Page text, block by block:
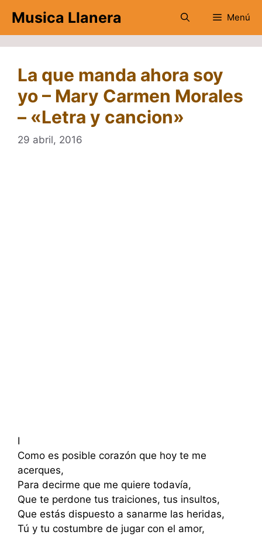
contenido
Musica Llanera Menú
La que manda ahora soy
yo – Mary Carmen Morales
– «Letra y cancion»
29 abril, 2016
I
Como es posible corazón que hoy te me
acerques,
Para decirme que me quiere todavía,
Que te perdone tus traiciones, tus insultos,
Que estás dispuesto a sanarme las heridas,
Tú y tu costumbre de jugar con el amor,